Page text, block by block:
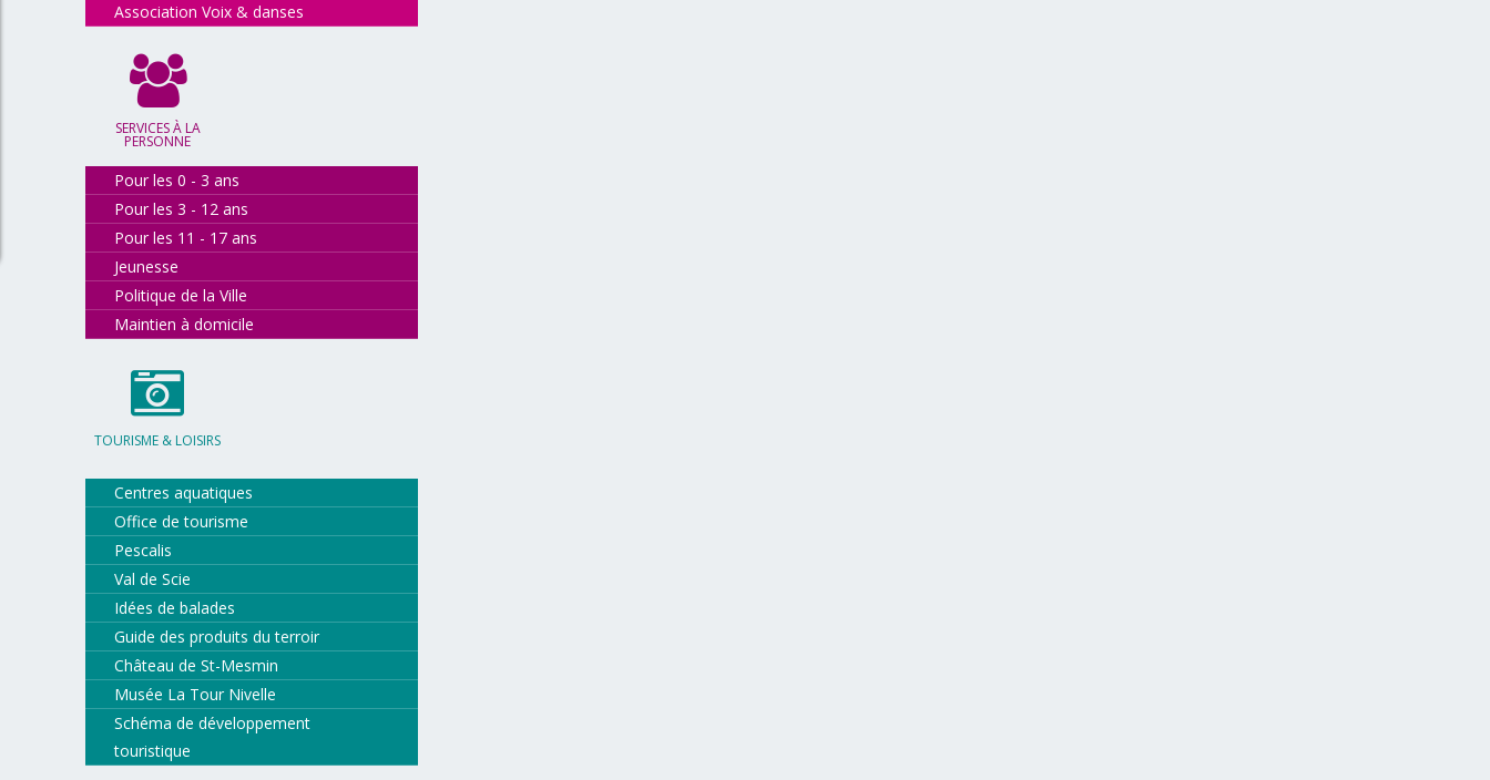
Association Voix & danses
SERVICES À LA
PERSONNE
Pour les 0 - 3 ans
Pour les 3 - 12 ans
Pour les 11 - 17 ans
Jeunesse
Politique de la Ville
Maintien à domicile
TOURISME & LOISIRS
Centres aquatiques
Office de tourisme
Pescalis
Val de Scie
Idées de balades
Guide des produits du terroir
Château de St-Mesmin
Musée La Tour Nivelle
Schéma de développement
touristique